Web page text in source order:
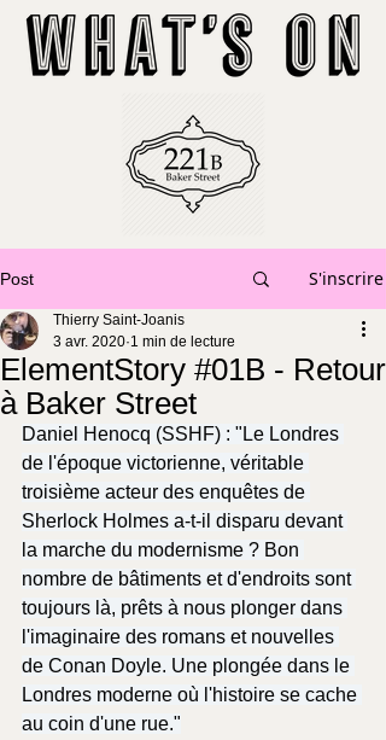
Post S'inscrire
ElementStory #01B - Retour
à Baker Street
Thierry Saint-Joanis
3 avr. 2020 1 min de lecture
Daniel Henocq (SSHF) : "Le Londres
de l'époque victorienne, véritable
troisième acteur des enquêtes de
Sherlock Holmes a-t-il disparu devant
la marche du modernisme ? Bon
nombre de bâtiments et d'endroits sont
toujours là, prêts à nous plonger dans
l'imaginaire des romans et nouvelles
de Conan Doyle. Une plongée dans le
Londres moderne où l'histoire se cache
au coin d'une rue."